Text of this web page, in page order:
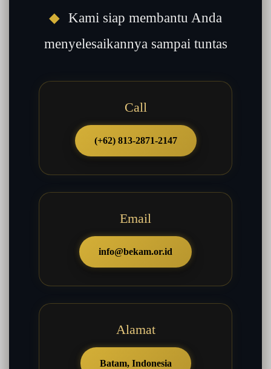
◆ Kami siap membantu Anda
menyelesaikannya sampai tuntas
Call
(+62) 813-2871-2147
Email
info@bekam.or.id
Alamat
Batam, Indonesia